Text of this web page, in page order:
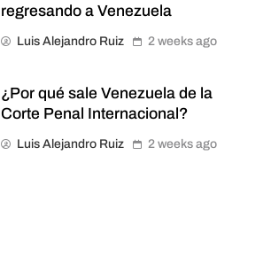
regresando a Venezuela
Luis Alejandro Ruiz 2 weeks ago
¿Por qué sale Venezuela de la
Corte Penal Internacional?
Luis Alejandro Ruiz 2 weeks ago